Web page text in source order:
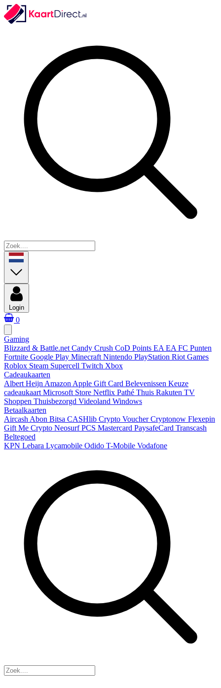
Login
0
Gaming
Blizzard & Battle.net Candy Crush CoD Points EA EA FC Punten
Fortnite Google Play Minecraft Nintendo PlayStation Riot Games
Roblox Steam Supercell Twitch Xbox
Cadeaukaarten
Albert Heijn Amazon Apple Gift Card Belevenissen Keuze
cadeaukaart Microsoft Store Netflix Pathé Thuis Rakuten TV
Shoppen Thuisbezorgd Videoland Windows
Betaalkaarten
Aircash Abon Bitsa CASHlib Crypto VoucherCryptonow Flexepin
Gift Me Crypto NeosurfPCS Mastercard PaysafeCard Transcash
Beltegoed
KPN Lebara Lycamobile Odido T-Mobile Vodafone